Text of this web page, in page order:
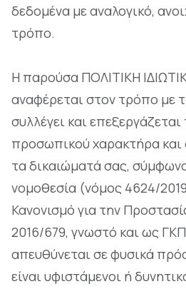
δεδομένα με αναλογικό,
τρόπο.
Η παρούσα ΠΟΛΙΤΙΚΗ
αναφέρεται στον τρόπο με
συλλέγει και
προσωπικού χαρακτήρα και
τα δικαιώματά σας,
νομοθεσία (νόμος 4624/
Κανονισμό για την
2016/679, γνωστό και ως
απευθύνεται σε φυσικά
είναι υφιστάμενοι ή